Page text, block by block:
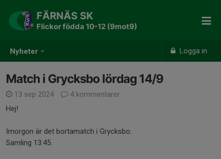
Nyheter Logga in
FÄRNÄS SK
Flickor födda 10-12 (9mot9)
Match i Grycksbo lördag 14/9
13 sep 2024
4 kommentarer
Hej!
Imorgon är det bortamatch i Grycksbo.
Samling 13:45.